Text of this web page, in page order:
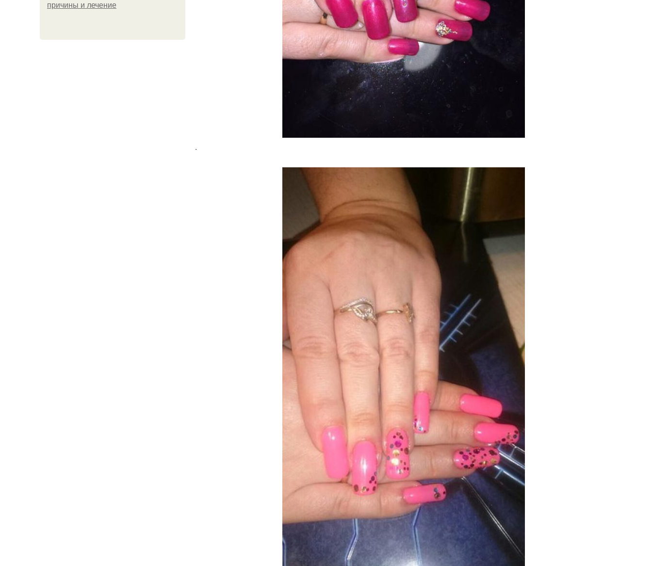
причины и лечение
.